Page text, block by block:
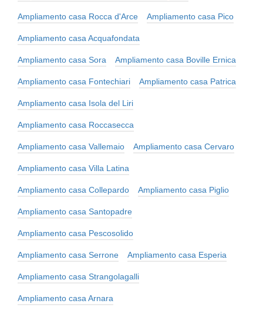
Ampliamento casa Rocca d'Arce Ampliamento casa Pico
Ampliamento casa Acquafondata
Ampliamento casa Sora Ampliamento casa Boville Ernica
Ampliamento casa Fontechiari Ampliamento casa Patrica
Ampliamento casa Isola del Liri
Ampliamento casa Roccasecca
Ampliamento casa Vallemaio Ampliamento casa Cervaro
Ampliamento casa Villa Latina
Ampliamento casa Collepardo Ampliamento casa Piglio
Ampliamento casa Santopadre
Ampliamento casa Pescosolido
Ampliamento casa Serrone Ampliamento casa Esperia
Ampliamento casa Strangolagalli
Ampliamento casa Arnara